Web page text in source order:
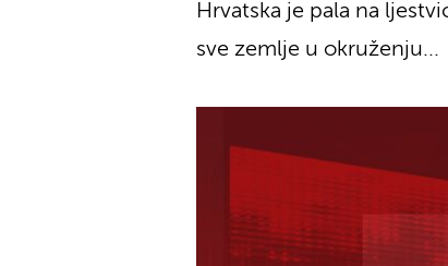
Hrvatska je pala na
sve zemlje u okruženju...